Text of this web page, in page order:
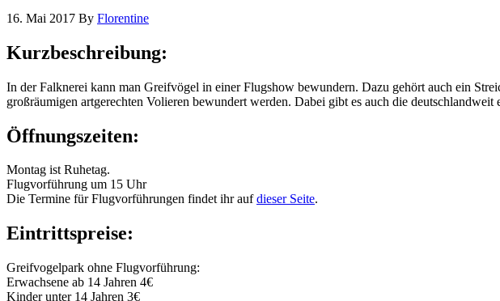
16. Mai 2017 By Florentine
Kurzbeschreibung:
In der Falknerei kann man Greifvögel in einer Flugshow bewundern. Dazu gehört auch ein
großräumigen artgerechten Volieren bewundert werden. Dabei gibt es auch die
Öffnungszeiten:
Montag ist Ruhetag.
Flugvorführung um 15 Uhr
Die Termine für Flugvorführungen findet ihr aufdieser Seite.
Eintrittspreise:
Greifvogelpark ohne Flugvorführung:
Erwachsene ab 14 Jahren 4€
Kinder unter 14 Jahren 3€